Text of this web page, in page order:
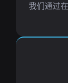
我们通过